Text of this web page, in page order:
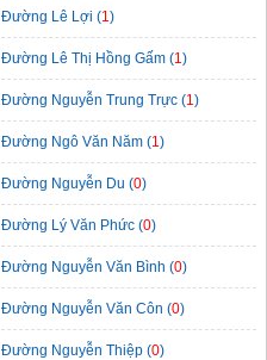
Đường Lê Lợi (1)
Đường Lê Thị Hồng Gấm (1)
Đường Nguyễn Trung Trực (1)
Đường Ngô Văn Năm (1)
Đường Nguyễn Du (0)
Đường Lý Văn Phức (0)
Đường Nguyễn Văn Bình (0)
Đường Nguyễn Văn Côn (0)
Đường Nguyễn Thiệp (0)